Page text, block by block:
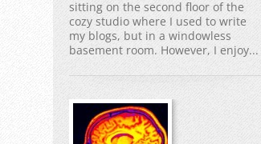
sitting on the second floor of the
cozy studio where I used to write
my blogs, but in a windowless
basement room. However, I enjoy...